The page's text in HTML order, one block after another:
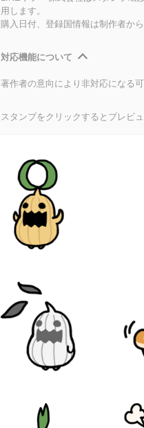
用します。
購入日付、登録国情報は制作者か
対応機能について
著作者の意向により非対応になる
スタンプをクリックするとプレビ